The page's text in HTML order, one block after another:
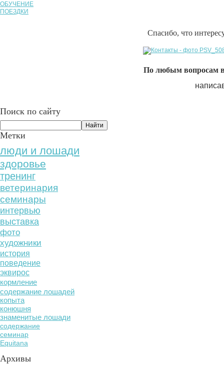
ОБУЧЕНИЕ
ПОЕЗДКИ
Спасибо, что
По любым вопросам
Поиск по сайту
Метки
люди и лошади
здоровье
тренинг
ветеринария
семинары
интервью
выставка
фото
художники
история
поведение
эквирос
кормление
содержание лошадей
копыта
конюшня
знаменитые лошади
содержание
семинар
Equitana
Архивы